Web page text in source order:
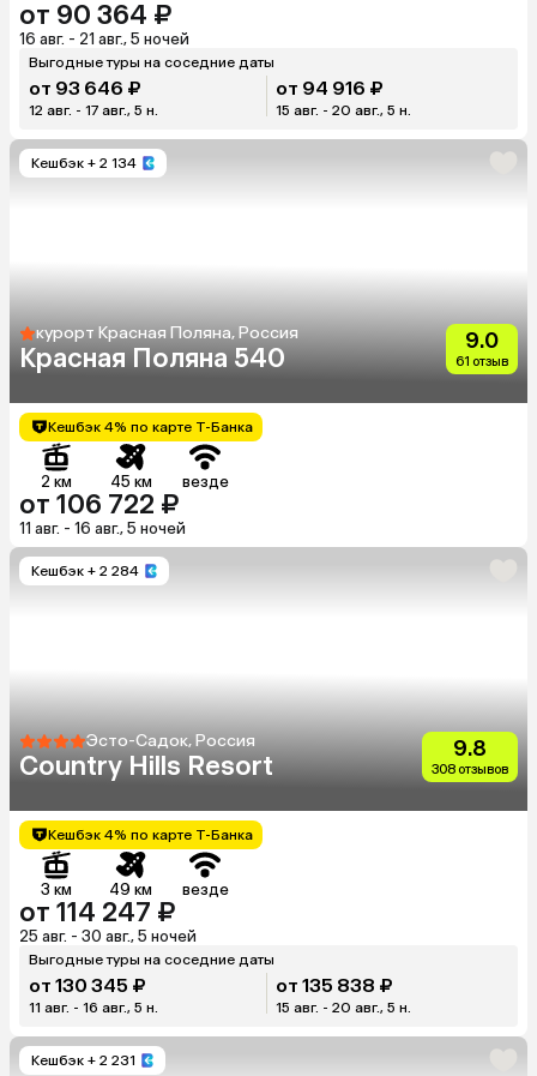
от 90 364 ₽
16 авг. - 21 авг., 5 ночей
Выгодные туры на соседние даты
от 93 646 ₽
12 авг. - 17 авг., 5 н.
от 94 916 ₽
15 авг. - 20 авг., 5 н.
Кешбэк + 2 134
курорт Красная Поляна, Россия
Красная Поляна 540
9.0
61 отзыв
Кешбэк 4% по карте Т-Банка
2 км 45 км везде
от 106 722 ₽
11 авг. - 16 авг., 5 ночей
Кешбэк + 2 284
Эсто-Садок, Россия
Country Hills Resort
9.8
308 отзывов
Кешбэк 4% по карте Т-Банка
3 км 49 км везде
от 114 247 ₽
25 авг. - 30 авг., 5 ночей
Выгодные туры на соседние даты
от 130 345 ₽
11 авг. - 16 авг., 5 н.
от 135 838 ₽
15 авг. - 20 авг., 5 н.
Кешбэк + 2 231